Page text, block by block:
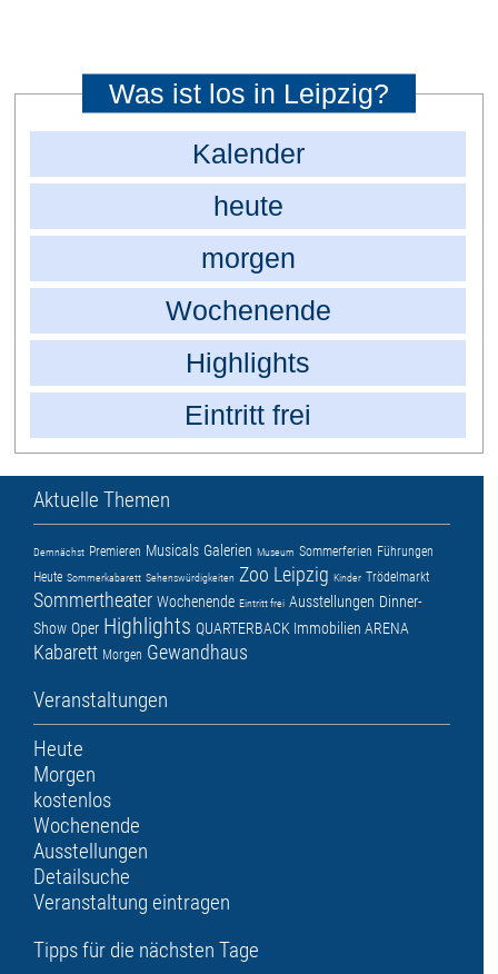
Was ist los in Leipzig?
Kalender
heute
morgen
Wochenende
Highlights
Eintritt frei
Aktuelle Themen
Demnächst Premieren Musicals Galerien Museum Sommerferien Führungen
Heute Sommerkabarett Sehenswürdigkeiten Zoo Leipzig Kinder Trödelmarkt
Sommertheater Wochenende Eintritt frei Ausstellungen Dinner-
Show Oper Highlights QUARTERBACK Immobilien ARENA
Kabarett Morgen Gewandhaus
Veranstaltungen
Heute
Morgen
kostenlos
Wochenende
Ausstellungen
Detailsuche
Veranstaltung eintragen
Tipps für die nächsten Tage